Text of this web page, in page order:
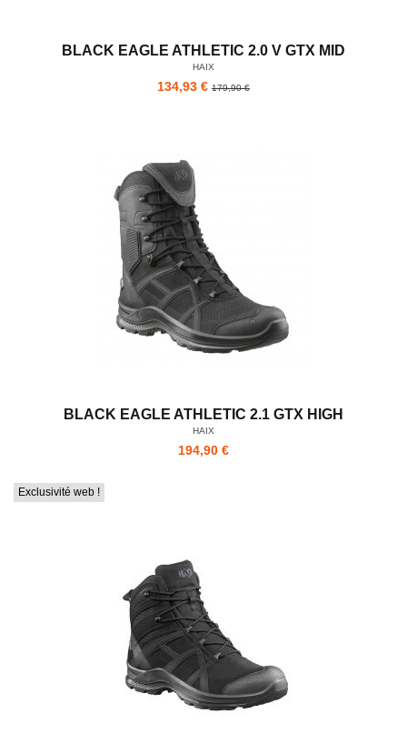
BLACK EAGLE ATHLETIC 2.0 V GTX MID
HAIX
134,93 € 179,90 €
BLACK EAGLE ATHLETIC 2.1 GTX HIGH
HAIX
194,90 €
Exclusivité web !